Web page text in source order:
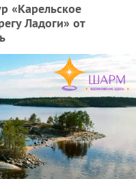
«Карельское
Ладоги» от